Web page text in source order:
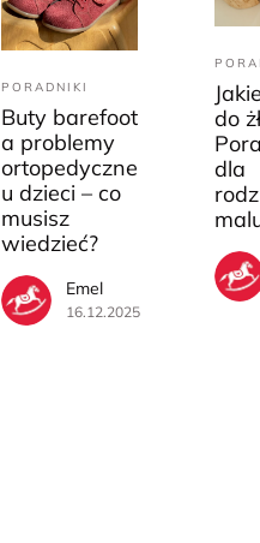
PORADNIKI
Buty barefoot
a problemy
ortopedyczne
u dzieci – co
musisz
wiedzieć?
Emel
16.12.2025
do
dla